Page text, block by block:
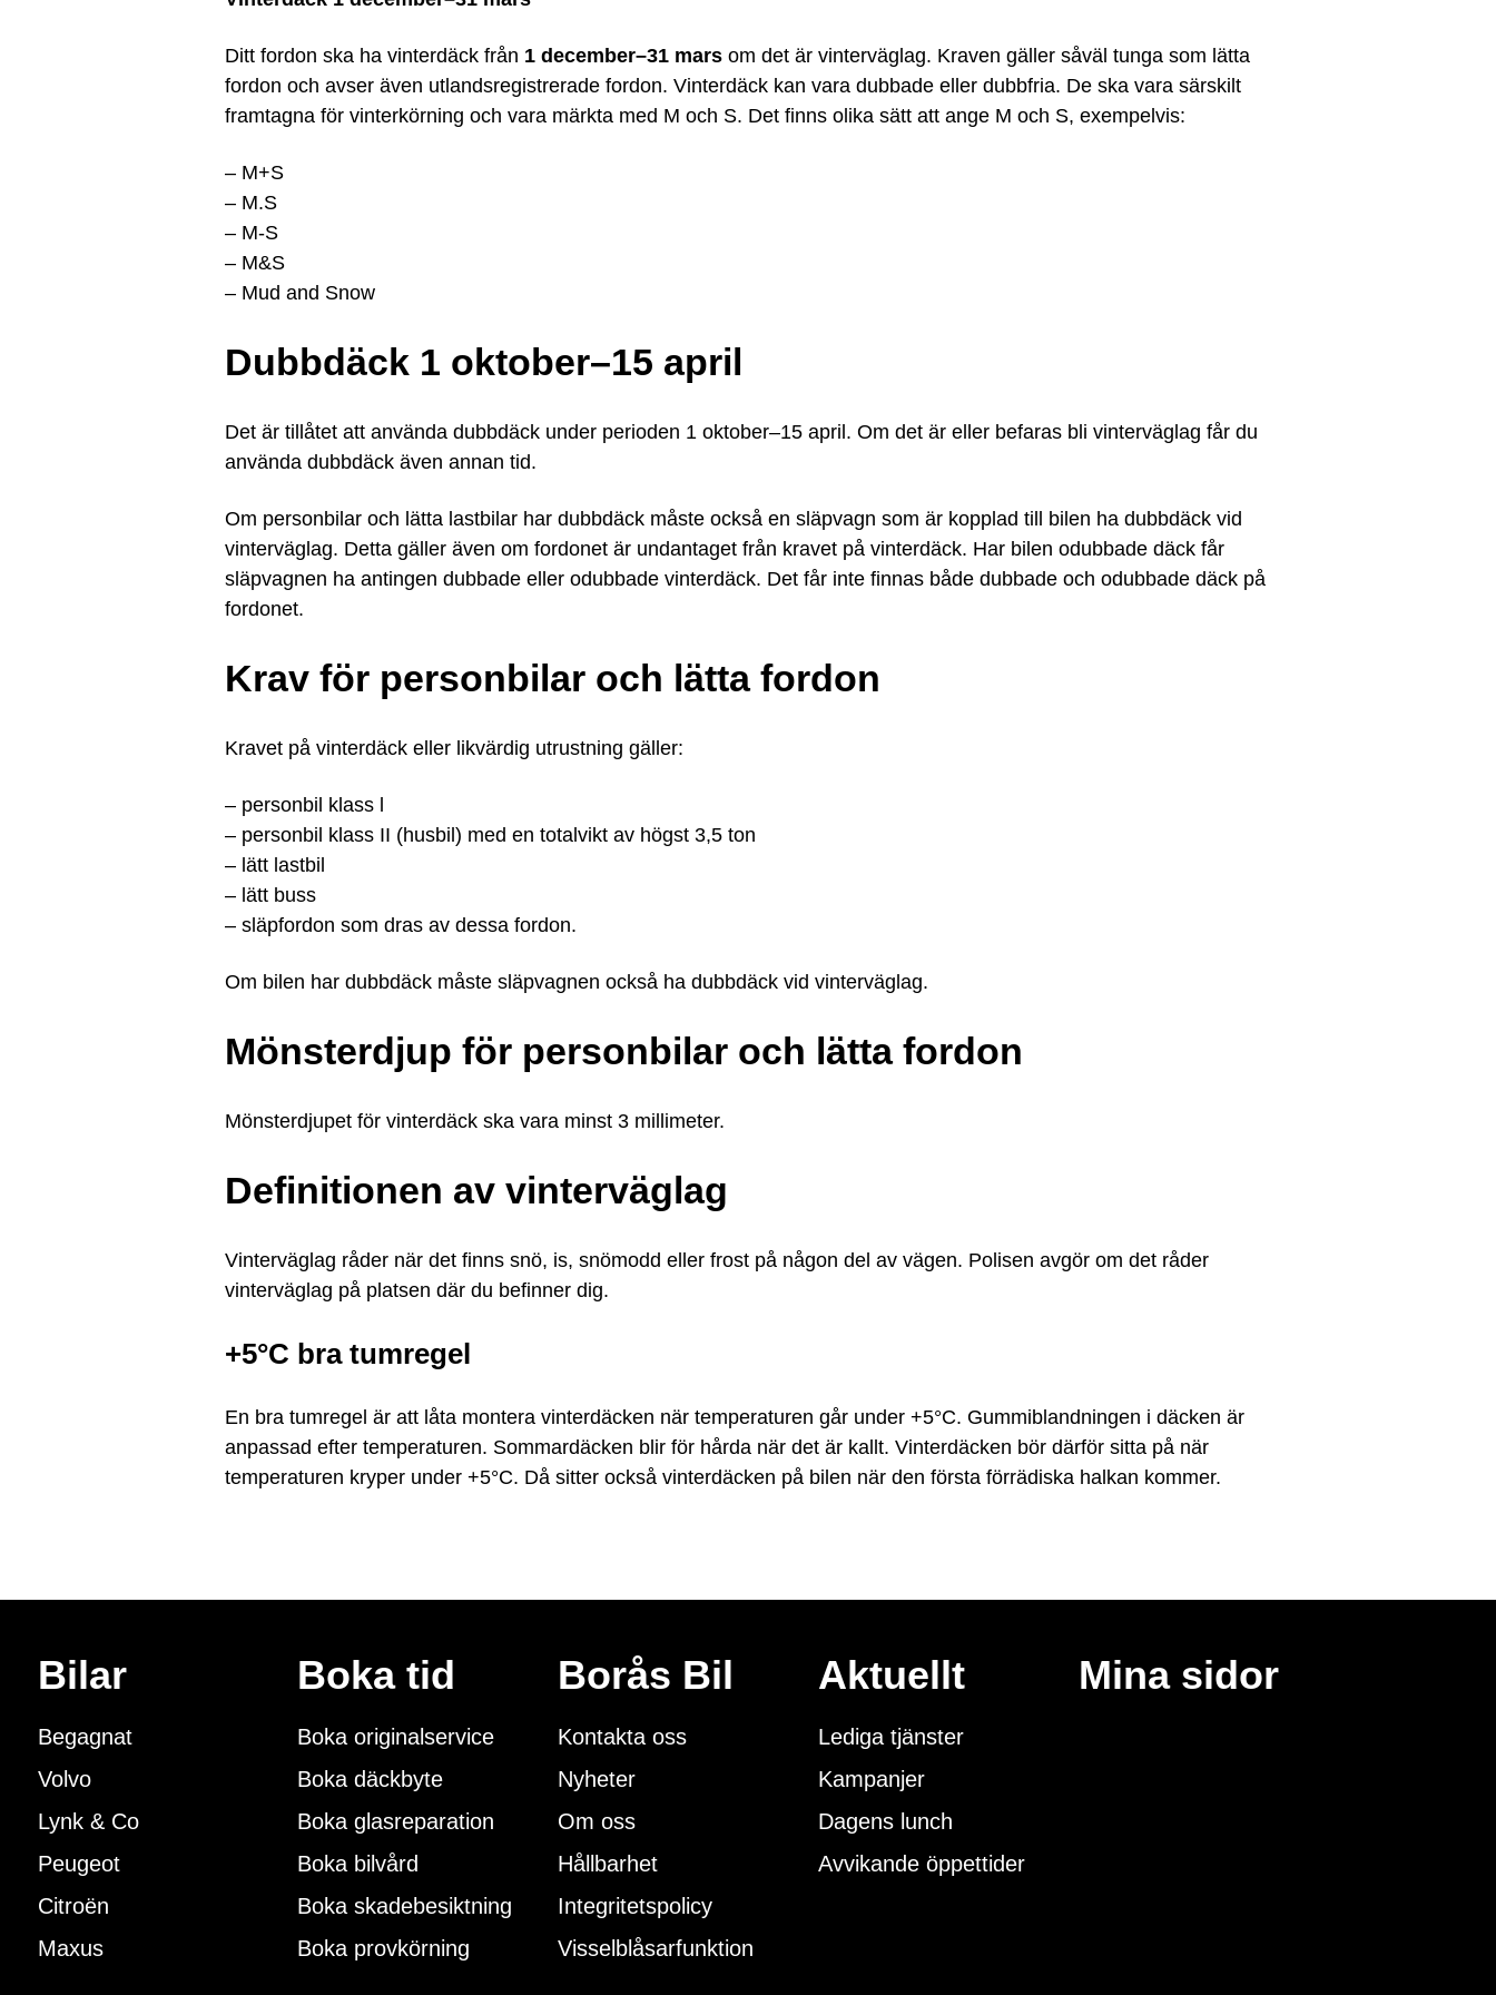
Ditt fordon ska ha vinterdäck från 1 december–31 marsom det är vinterväglag. Kraven gäller såväl tunga som lätta
fordon och avser även utlandsregistrerade fordon. Vinterdäck kan vara dubbade eller dubbfria. De ska vara särskilt
framtagna för vinterkörning och vara märkta med M och S. Det finns olika sätt att ange M och S, exempelvis:
– M+S
– M.S
– M-S
– M&S
– Mud and Snow
Dubbdäck 1 oktober–15 april
Det är tillåtet att använda dubbdäck under perioden 1 oktober–15 april. Om det är eller befaras bli vinterväglag får du
använda dubbdäck även annan tid.
Om personbilar och lätta lastbilar har dubbdäck måste också en släpvagn som är kopplad till bilen ha dubbdäck vid
vinterväglag. Detta gäller även om fordonet är undantaget från kravet på vinterdäck. Har bilen odubbade däck får
släpvagnen ha antingen dubbade eller odubbade vinterdäck. Det får inte finnas både dubbade och odubbade däck på
fordonet.
Krav för personbilar och lätta fordon
Kravet på vinterdäck eller likvärdig utrustning gäller:
– personbil klass l
– personbil klass II (husbil) med en totalvikt av högst 3,5 ton
– lätt lastbil
– lätt buss
– släpfordon som dras av dessa fordon.
Om bilen har dubbdäck måste släpvagnen också ha dubbdäck vid vinterväglag.
Mönsterdjup för personbilar och lätta fordon
Mönsterdjupet för vinterdäck ska vara minst 3 millimeter.
Definitionen av vinterväglag
Vinterväglag råder när det finns snö, is, snömodd eller frost på någon del av vägen. Polisen avgör om det råder
vinterväglag på platsen där du befinner dig.
+5°C bra tumregel
En bra tumregel är att låta montera vinterdäcken när temperaturen går under +5°C. Gummiblandningen i däcken är
anpassad efter temperaturen. Sommardäcken blir för hårda när det är kallt. Vinterdäcken bör därför sitta på när
temperaturen kryper under +5°C. Då sitter också vinterdäcken på bilen när den första förrädiska halkan kommer.
Bilar
Begagnat
Volvo
Lynk & Co
Peugeot
Citroën
Maxus
Boka tid
Boka originalservice
Boka däckbyte
Boka glasreparation
Boka bilvård
Boka skadebesiktning
Boka provkörning
Borås Bil
Kontakta oss
Nyheter
Om oss
Hållbarhet
Integritetspolicy
Visselblåsarfunktion
Aktuellt
Lediga tjänster
Kampanjer
Dagens lunch
Avvikande öppettider
Mina sidor